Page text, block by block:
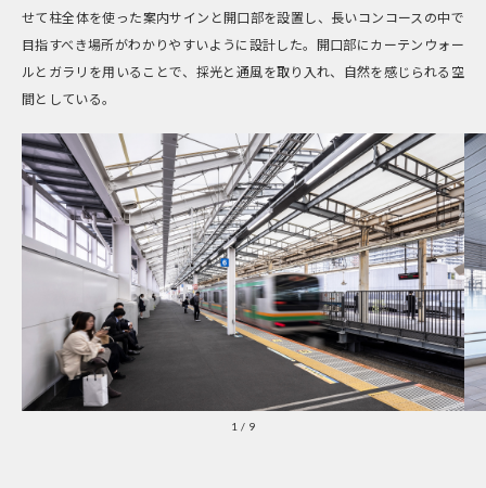
せて柱全体を使った案内サインと開口部を設置し、長いコンコースの中で
目指すべき場所がわかりやすいように設計した。開口部にカーテンウォー
ルとガラリを用いることで、採光と通風を取り入れ、自然を感じられる空
間としている。
1 / 9